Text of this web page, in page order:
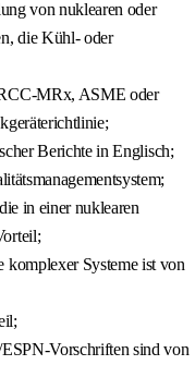
von nuklearen oder
die Kühl- oder
MRx, ASME oder
Berichte in Englisch;
in einer nuklearen
komplexer Systeme ist von
Vorschriften sind von